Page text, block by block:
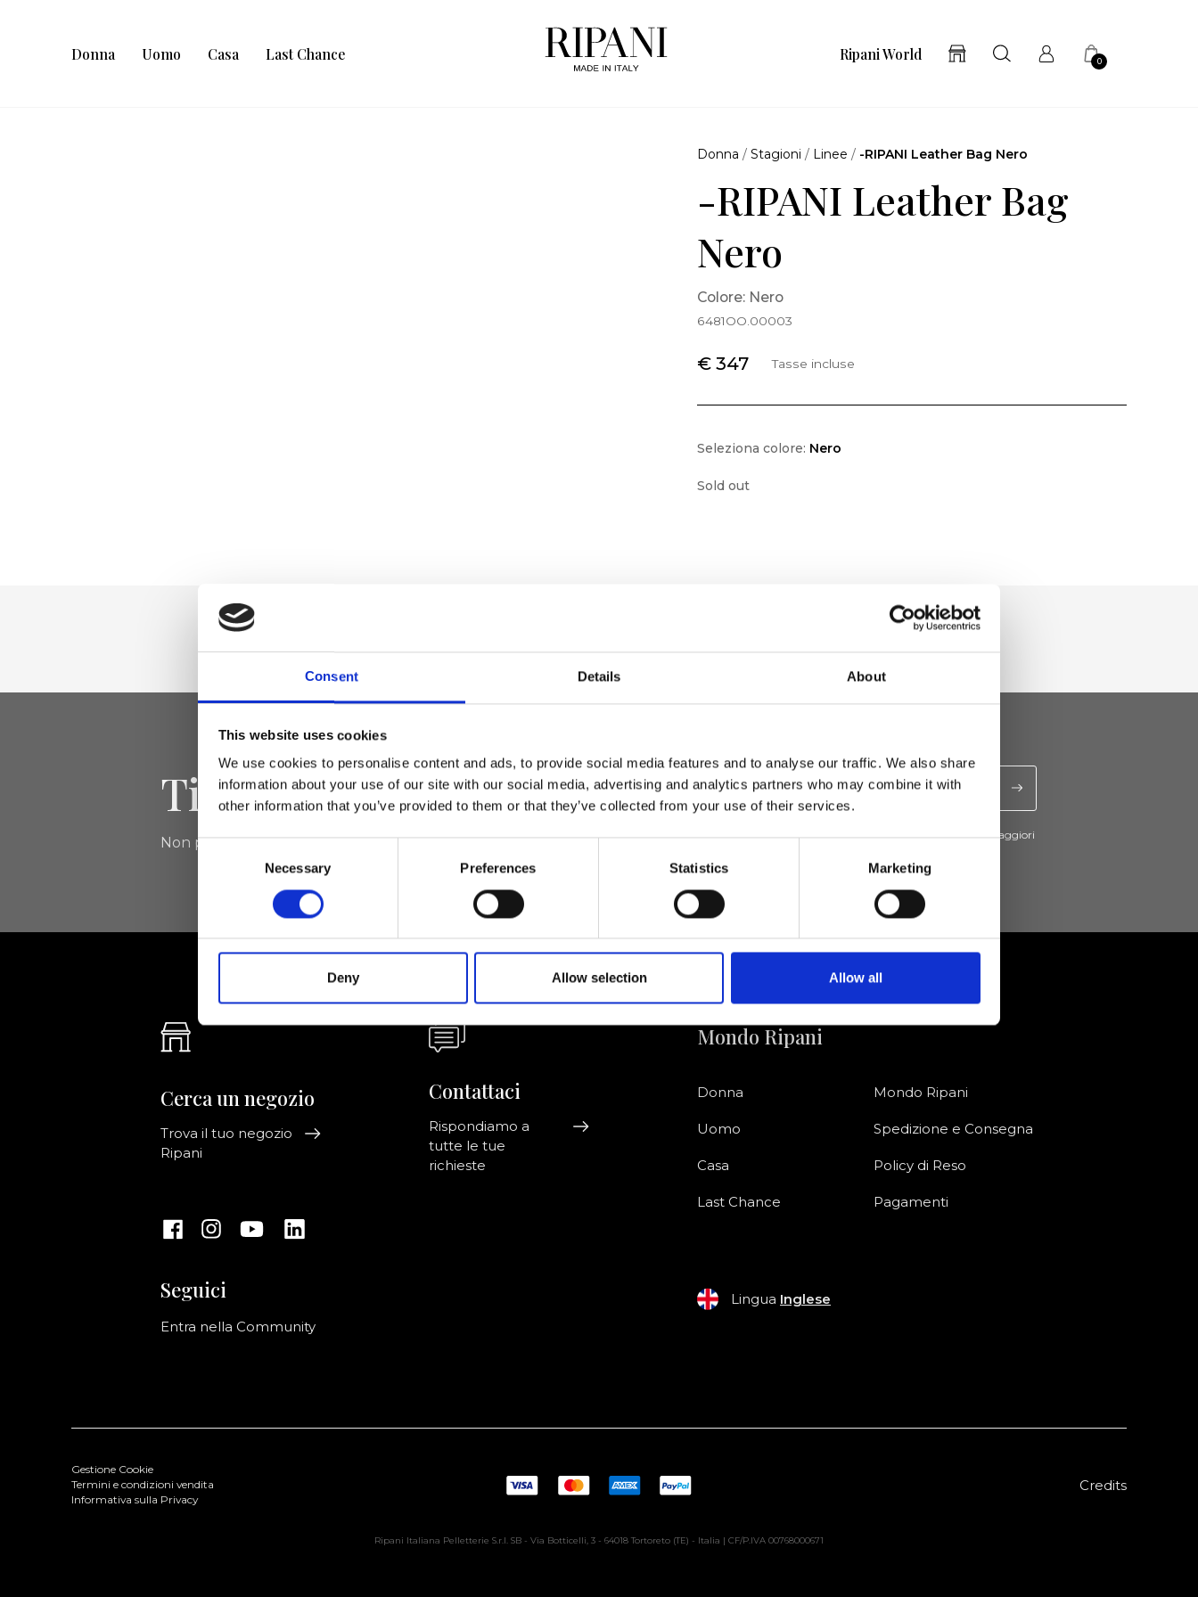
Consent Details About
This website uses cookies
We use cookies to personalise content and ads, to provide social media features and to analyse our traffic. We also share
information about your use of our site with our social media, advertising and analytics partners who may combine it with
other information that you’ve provided to them or that they’ve collected from your use of their services.
Consent
Necessary Preferences Statistics Marketing
Deny Allow selection Allow all
Donna Uomo Casa Last Chance Ripani World 0
Donna /Stagioni / Linee / -RIPANI Leather Bag Nero
-RIPANI Leather Bag
Nero
Colore: Nero
6481OO.00003
€ 347 Tasse incluse
Seleziona colore: Nero
Sold out
Tieniti aggiornato
Non perdere le novità di Ripani, iscriviti alla newsletter!
Acconsento a ricevere novità e promo da Ripani. Per maggiori
Cerca un negozio
Trova il tuo negozio
Ripani
Seguici
Entra nella Community
Contattaci
Rispondiamo a
tutte le tue
richieste
Mondo Ripani
Donna
Uomo
Casa
Last Chance
Mondo Ripani
Spedizione e Consegna
Policy di Reso
Pagamenti
Lingua Inglese
Gestione Cookie
Termini e condizioni vendita
Informativa sulla Privacy
Credits
Ripani Italiana Pelletterie S.r.l. SB - Via Botticelli, 3 - 64018 Tortoreto (TE) - Italia | CF/P.IVA 00768000671